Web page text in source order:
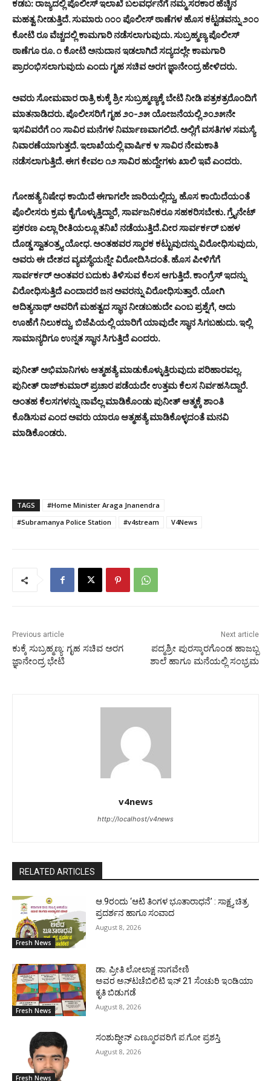
ಕಡಬ: ರಾಜ್ಯದಲ್ಲಿ ಪೊಲೀಸ್ ಇಲಾಖೆ ಬಲವರ್ಧನೆಗೆ ನಮ್ಮ ಸರಕಾರ ಹೆಚ್ಚಿನ
ಮಹತ್ವ ನೀಡುತ್ತಿದೆ. ಸುಮಾರು ೧೦೦ ಪೊಲೀಸ್ ಠಾಣೆಗಳ ಹೊಸ ಕಟ್ಟಡವನ್ನು ೨೦೦
ಕೋಟಿ ರೂ ವೆಚ್ಚದಲ್ಲಿ ಕಾಮಗಾರಿ ನಡೆಸಲಾಗುವುದು. ಸುಬ್ರಹ್ಮಣ್ಯ ಪೊಲೀಸ್
ಠಾಣೆಗೂ ರೂ. ೧ ಕೋಟಿ ಅನುದಾನ ಇಡಲಾಗಿದೆ ಸದ್ಯದಲ್ಲೇ ಕಾಮಗಾರಿ
ಪ್ರಾರಂಭಿಸಲಾಗುವುದು ಎಂದು ಗೃಹ ಸಚಿವ ಅರಗ ಜ್ಞಾನೇಂದ್ರ ಹೇಳಿದರು.
ಅವರು ಸೋಮವಾರ ರಾತ್ರಿ ಕುಕ್ಕೆ ಶ್ರೀ ಸುಬ್ರಹ್ಮಣ್ಯಕ್ಕೆ ಬೇಟಿ ನೀಡಿ ಪತ್ರಕತ್ರರೊಂದಿಗೆ
ಮಾತನಾಡಿದರು. ಪೊಲೀಸರಿಗೆ ಗೃಹ ೨೦-೨೫ ಯೋಜನೆಯಲ್ಲಿ ೨೦೨೫ನೇ
ಇಸವಿವರೆಗೆ ೧೦ ಸಾವಿರ ಮನೆಗಳ ನಿರ್ಮಾಣವಾಗಲಿದೆ. ಅಲ್ಲಿಗೆ ವಸತಿಗಳ ಸಮಸ್ಯೆ
ನಿವಾರಣೆಯಾಗುತ್ತದೆ. ಇಲಾಖೆಯಲ್ಲಿ ವಾರ್ಷಿಕ ೪ ಸಾವಿರ ನೇಮಕಾತಿ
ನಡೆಸಲಾಗುತ್ತಿದೆ. ಈಗ ಕೇವಲ ೧೨ ಸಾವಿರ ಹುದ್ದೇಗಳು ಖಾಲಿ ಇವೆ ಎಂದರು.
ಗೋಹತ್ಯೆ ನಿಷೇಧ ಕಾಯಿದೆ ಈಗಾಗಲೇ ಜಾರಿಯಲ್ಲಿದ್ದು, ಹೊಸ ಕಾಯಿದೆಯಂತೆ
ಪೊಲೀಸರು ಕ್ರಮ ಕೈಗೊಳ್ಳುತ್ತಿದ್ದಾರೆ, ಸಾರ್ವಜನಿಕರೂ ಸಹಕರಿಸಬೇಕು. ಗ್ರೈನೇಟ್
ಪ್ರಕರಣ ಎಲ್ಲಾ ರೀತಿಯಲ್ಲೂ ತನಿಖೆ ನಡೆಯುತ್ತಿದೆ.ವೀರ ಸಾರ್ವರ್ಕರ್ ಬಹಳ
ದೊಡ್ಡ ಸ್ವಾತಂತ್ರ್ಯ ಯೋಧ. ಅಂತಹವರ ಸ್ಮಾರಕ ಕಟ್ಟುವುದನ್ನು ವಿರೋಧಿಸುವುದು,
ಅವರು ಈ ದೇಶದ ವ್ಯವಸ್ಥೆಯನ್ನೇ ವಿರೋದಿಸಿದಂತೆ. ಹೊಸ ಪೀಳಿಗೆಗೆ
ಸಾರ್ವರ್ಕರ್ ಅಂತವರ ಬದುಕು ತಿಳಿಸುವ ಕೆಲಸ ಆಗುತ್ತಿದೆ. ಕಾಂಗ್ರೆಸ್ ಇದನ್ನು
ವಿರೋಧಿಸುತ್ತಿದೆ ಎಂದಾದರೆ ಜನ ಅವರನ್ನು ವಿರೋಧಿಸುತ್ತಾರೆ. ಯೋಗಿ
ಆದಿತ್ಯನಾಥ್ ಅವರಿಗೆ ಮಹತ್ವದ ಸ್ಥಾನ ನೀಡಬಹುದೇ ಎಂಬ ಪ್ರಶ್ನೆಗೆ, ಅದು
ಊಹೆಗೆ ನಿಲುಕದ್ದು, ಬಿಜೆಪಿಯಲ್ಲಿ ಯಾರಿಗೆ ಯಾವುದೇ ಸ್ಥಾನ ಸಿಗಬಹುದು. ಇಲ್ಲಿ
ಸಾಮಾನ್ಯರಿಗೂ ಉನ್ನತ ಸ್ಥಾನ ಸಿಗುತ್ತಿದೆ ಎಂದರು.
ಪುನೀತ್ ಅಭಿಮಾನಿಗಳು ಆತ್ಮಹತ್ಯೆ ಮಾಡುಕೊಳ್ಳುತ್ತಿರುವುದು ಪರಿಹಾರವಲ್ಲ.
ಪುನೀತ್ ರಾಜ್‌ಕುಮಾರ್ ಪ್ರಚಾರ ಪಡೆಯದೇ ಉತ್ತಮ ಕೆಲಸ ನಿರ್ವಹಸಿದ್ದಾರೆ.
ಅಂತಹ ಕೆಲಸಗಳನ್ನು ನಾವೆಲ್ಲ ಮಾಡಿಕೊಂಡು ಪುನೀತ್ ಆತ್ಮಕ್ಕೆ ಶಾಂತಿ
ಕೊಡಿಸುವ ಎಂದ ಅವರು ಯಾರೂ ಆತ್ಮಹತ್ಯೆ ಮಾಡಿಕೊಳ್ಳದಂತೆ ಮನವಿ
ಮಾಡಿಕೊಂಡರು.
TAGS
#Home Minister Araga Jnanendra
#Subramanya Police Station
#v4stream V4News
Previous article
ಕುಕ್ಕೆ ಸುಬ್ರಹ್ಮಣ್ಯ: ಗೃಹ ಸಚಿವ ಅರಗ
ಜ್ಞಾನೇಂದ್ರ ಭೇಟಿ
Next article
ಪದ್ಮಶ್ರೀ ಪುರಸ್ಕಾರಗೊಂಡ ಹಾಜಬ್ಬ
ಶಾಲೆ ಹಾಗೂ ಮನೆಯಲ್ಲಿ ಸಂಭ್ರಮ
v4news
http://localhost/v4news
RELATED ARTICLES
Fresh News
ಆ.9ರಂದು ‘ಆಟಿ ತಿಂಗಳ ಭೂತಾರಾಧನೆ’ : ಸಾಕ್ಷ್ಯ ಚಿತ್ರ
ಪ್ರದರ್ಶನ ಹಾಗೂ ಸಂವಾದ
August 8, 2026
Fresh News
ಡಾ. ಪ್ರೀತಿ ಲೋಲಾಕ್ಷ ನಾಗವೇಣಿ
ಅವರ ಅನ್‌ಟಚೆಬಿಲಿಟಿ ಇನ್ 21 ಸೆಂಚುರಿ ಇಂಡಿಯಾ
ಕೃತಿ ಬಿಡುಗಡೆ
August 8, 2026
Fresh News
ಸಂಶುದ್ಧೀನ್ ಎಣ್ಮೂರವರಿಗೆ ಪ.ಗೋ ಪ್ರಶಸ್ತಿ
August 8, 2026